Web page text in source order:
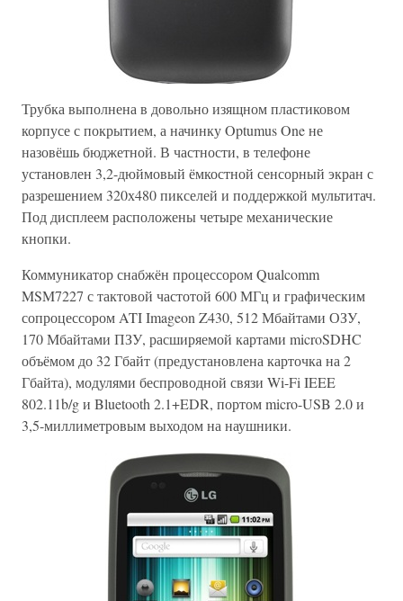
Трубка выполнена в довольно изящном пластиковом
корпусе с покрытием, а начинку Optumus One не
назовёшь бюджетной. В частности, в телефоне
установлен 3,2-дюймовый ёмкостной сенсорный экран с
разрешением 320х480 пикселей и поддержкой мультитач.
Под дисплеем расположены четыре механические
кнопки.
Коммуникатор снабжён процессором Qualcomm
MSM7227 с тактовой частотой 600 МГц и графическим
сопроцессором ATI Imageon Z430, 512 Мбайтами ОЗУ,
170 Мбайтами ПЗУ, расширяемой картами microSDHC
объёмом до 32 Гбайт (предустановлена карточка на 2
Гбайта), модулями беспроводной связи Wi-Fi IEEE
802.11b/g и Bluetooth 2.1+EDR, портом micro-USB 2.0 и
3,5-миллиметровым выходом на наушники.